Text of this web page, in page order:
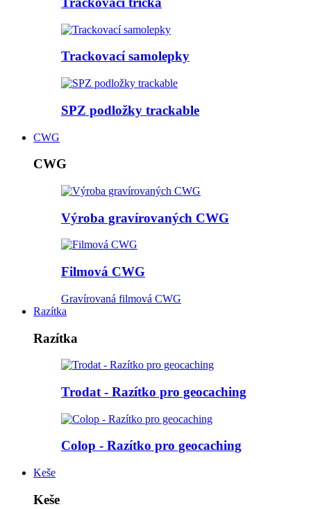
Trackovací samolepky
SPZ podložky trackable
CWG
CWG
Výroba gravírovaných CWG
Filmová CWG
Gravírovaná filmová CWG
Razítka
Razítka
Trodat - Razítko pro geocaching
Colop - Razítko pro geocaching
Keše
Keše